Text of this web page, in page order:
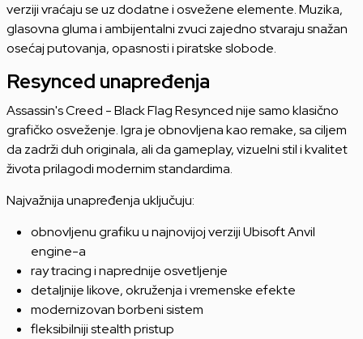
verziji vraćaju se uz dodatne i osvežene elemente. Muzika,
glasovna gluma i ambijentalni zvuci zajedno stvaraju snažan
osećaj putovanja, opasnosti i piratske slobode.
Resynced unapređenja
Assassin's Creed - Black Flag Resynced nije samo klasično
grafičko osveženje. Igra je obnovljena kao remake, sa ciljem
da zadrži duh originala, ali da gameplay, vizuelni stil i kvalitet
života prilagodi modernim standardima.
Najvažnija unapređenja uključuju:
obnovljenu grafiku u najnovijoj verziji Ubisoft Anvil
engine-a
ray tracing i naprednije osvetljenje
detaljnije likove, okruženja i vremenske efekte
modernizovan borbeni sistem
fleksibilniji stealth pristup